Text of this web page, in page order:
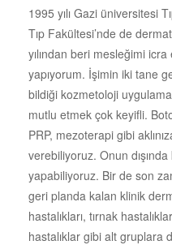
1995 yılı Gazi üniversitesi
Tıp Fakültesi’nde de
yılından beri mesleğimi
yapıyorum. İşimin iki tane
bildiği kozmetoloji
mutlu etmek çok keyifli.
PRP, mezoterapi gibi
verebiliyoruz. Onun
yapabiliyoruz. Bir de son
geri planda kalan klinik
hastalıkları, tırnak
hastalıklar gibi alt gruplara